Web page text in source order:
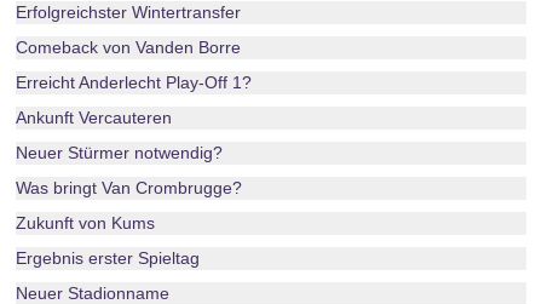
Erfolgreichster Wintertransfer
Comeback von Vanden Borre
Erreicht Anderlecht Play-Off 1?
Ankunft Vercauteren
Neuer Stürmer notwendig?
Was bringt Van Crombrugge?
Zukunft von Kums
Ergebnis erster Spieltag
Neuer Stadionname